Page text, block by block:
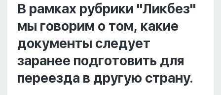
В рамках рубрики "Ликбез"
мы говорим о том, какие
документы следует
заранее подготовить для
переезда в другую страну.